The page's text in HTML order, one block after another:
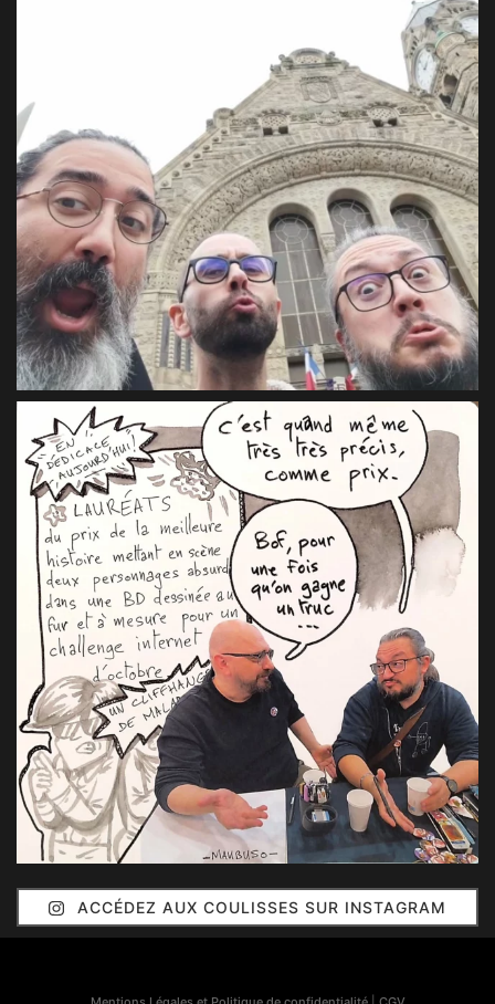
ACCÉDEZ AUX COULISSES SUR INSTAGRAM